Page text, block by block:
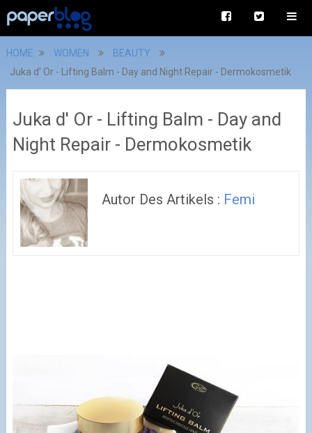
HOME WOMEN
BEAUTY
Juka d' Or - Lifting Balm - Day and Night Repair - Dermokosmetik
Juka d' Or - Lifting Balm - Day and
Night Repair - Dermokosmetik
Autor Des Artikels : Femi